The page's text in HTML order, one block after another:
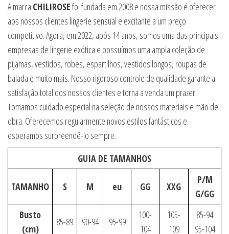
A marca CHILIROSEfoi fundada em 2008 e nossa missão é oferecer
aos nossos clientes lingerie sensual e excitante a um preço
competitivo. Agora, em 2022, após 14 anos, somos uma das principais
empresas de lingerie exótica e possuímos uma ampla coleção de
pijamas, vestidos, robes, espartilhos, vestidos longos, roupas de
balada e muito mais. Nosso rigoroso controle de qualidade garante a
satisfação total dos nossos clientes e torna a venda um prazer.
Tomamos cuidado especial na seleção de nossos materiais e mão de
obra. Oferecemos regularmente novos estilos fantásticos e
esperamos surpreendê-lo sempre.
GUIA DE TAMANHOS
TAMANHO S M eu GG XXG
P/M
G/GG
Busto
(cm)
85-89 90-94 95-99
100-
104
105-
109
85-94
95-104